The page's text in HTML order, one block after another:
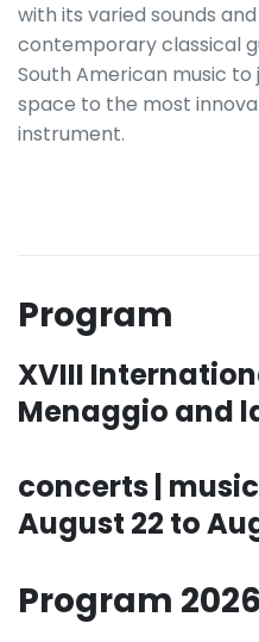
with its varied sounds
contemporary classical
South American music to
space to the most
instrument.
Program
XVIII
Menaggio and
concerts |
August 22 to
Program 2026